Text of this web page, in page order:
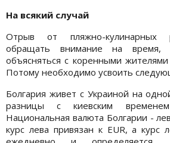
На всякий случай
Отрыв от пляжно-кулинарных
обращать внимание на время,
объясняться с коренными
Потому необходимо усвоить
Болгария живет с Украиной на
разницы с киевским
Национальная валюта Болгарии -
курс лева привязан к EUR, а курс